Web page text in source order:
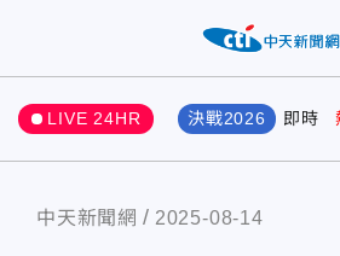
LIVE 24HR 決戰2026 即時
中天新聞網 2025-08-14